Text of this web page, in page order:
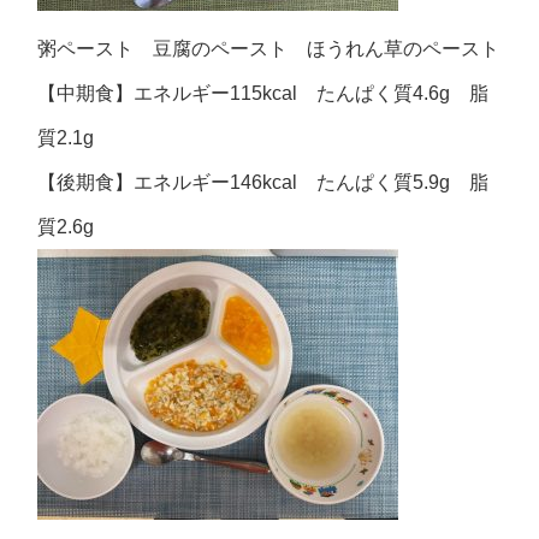
粥ペースト 豆腐のペースト ほうれん草のペースト
【中期食】エネルギー115kcal たんぱく質4.6g 脂
質2.1g
【後期食】エネルギー146kcal たんぱく質5.9g 脂
質2.6g